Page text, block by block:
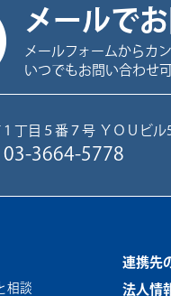
メールで
メールフォームからカ
いつでもお問い合わせ
丁目５番７号 ＹＯＵビル
3664-5778
相談
連携先
法人情